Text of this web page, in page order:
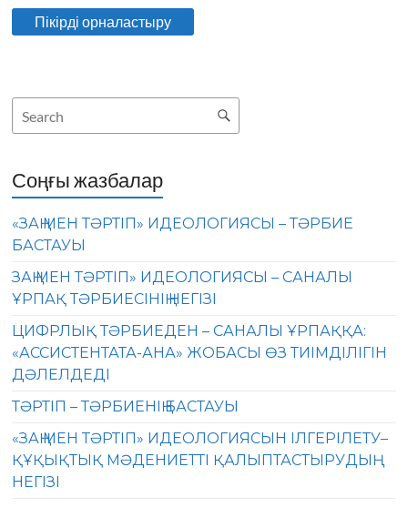
Соңғы жазбалар
«ЗАҢ МЕН ТӘРТІП» ИДЕОЛОГИЯСЫ – ТӘРБИЕ
БАСТАУЫ
ЗАҢ МЕН ТӘРТІП» ИДЕОЛОГИЯСЫ – САНАЛЫ
ҰРПАҚ ТӘРБИЕСІНІҢ НЕГІЗІ
ЦИФРЛЫҚ ТӘРБИЕДЕН – САНАЛЫ ҰРПАҚҚА:
«АССИСТЕНТАТА-АНА» ЖОБАСЫ ӨЗ ТИІМДІЛІГІН
ДӘЛЕЛДЕДІ
ТӘРТІП – ТӘРБИЕНІҢ БАСТАУЫ
«ЗАҢ МЕН ТӘРТІП» ИДЕОЛОГИЯСЫН ІЛГЕРІЛЕТУ–
ҚҰҚЫҚТЫҚ МӘДЕНИЕТТІ ҚАЛЫПТАСТЫРУДЫҢ
НЕГІЗІ